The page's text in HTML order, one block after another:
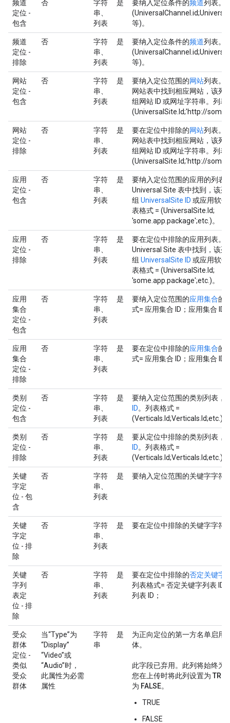
频道
定位 -
包含
否
字符
串、
列表
是 要纳入定位条件的频道列表。
等)。
频道
定位 -
排除
否
字符
串、
列表
是 要纳入定位条件的频道列表。
等)。
网站
定位 -
包含
否
字符
串、
列表
是 要纳入定位范围的网站列表。
网站表中找到相应网站，该列
组网站 ID 或网址字符串。列表
(UniversalSite.Id;'http://
网站
定位 -
排除
否
字符
串、
列表
是 要在定位中排除的网站列表。
网站表中找到相应网站，该列
组网站 ID 或网址字符串。列表
(UniversalSite.Id;'http://
应用
定位 -
包含
否
字符
串、
列表
是
要纳入定位范围的应用的列表
Universal Site 表中找到，该
组 UniversalSite ID 或应用软
表格式 = (UniversalSite.Id;
'some.app.package';etc.)。
应用
定位 -
排除
否
字符
串、
列表
是
要在定位中排除的应用列表。
Universal Site 表中找到，该
组 UniversalSite ID 或应用软
表格式 = (UniversalSite.Id;
'some.app.package';etc.)。
应用
集合
定位 -
包含
否
字符
串、
列表
是 要纳入定位范围的应用集合的
式= 应用集合 ID；应用集合 ID
应用
集合
定位 -
排除
否
字符
串、
列表
是 要在定位中排除的应用集合的
式= 应用集合 ID；应用集合 ID
类别
定位 -
包含
否
字符
串、
列表
是
要纳入定位范围的类别列表，
ID。列表格式 =
(Verticals.Id;Verticals.Id;etc.)。
类别
定位 -
排除
否
字符
串、
列表
是
要从定位中排除的类别列表，
ID。列表格式 =
(Verticals.Id;Verticals.Id;etc.)。
关键
字定
位 - 包
含
否
字符
串、
列表
是 要纳入定位范围的关键字字符
关键
字定
位 - 排
除
否
字符
串、
列表
是 要在定位中排除的关键字字符
关键
字列
表定
位 - 排
除
否
字符
串、
列表
是 要在定位中排除的否定关键字
列表格式= 否定关键字列表 ID
列表 ID；
受众
群体
定位 -
类似
受众
群体
当“Type”为
“Display”
“Video”或
“Audio”时，
此属性为必需
属性
字符
串
是
为正向定位的第一方名单启用
体。
此字段已弃用。此列将始终为
您在上传时将此列设置为
为 FALSE。
TRUE
FALSE